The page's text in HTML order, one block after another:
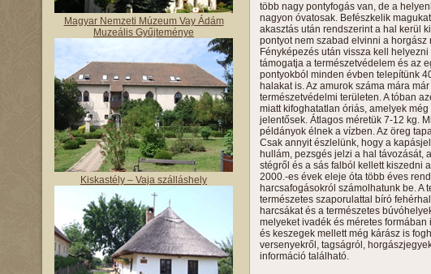
Magyar Nemzeti Múzeum Vay Ádám
Muzeális Gyűjteménye
Kiskastély – Vaja szálláshely
több nagy pontyfogás van, de a
nagyon óvatosak. Befészkelik
akasztás után rendszerint a hal kerül
pontyot nem szabad elvinni a
Fényképezés után vissza kell
támogatja a természetvédelem és az
pontyokból minden évben telepítünk
halakat is. Az amurok száma mára
természetvédelmi területen. A tóban
miatt kifoghatatlan óriás, amelyek
jelentősek. Átlagos méretük 7-12 kg.
példányok élnek a vízben. Az öreg
Csak annyit észlelünk, hogy a
hullám, pezsgés jelzi a hal távozását,
stégről és a sás falból kellett kiszedni
2000.-es évek eleje óta több éves
harcsafogásokról számolhatunk be. A
természetes szaporulattal bíró
harcsákat és a természetes
melyeket ivadék és méretes
és keszegek mellett még kárász is
versenyekről, tagságról,
információ található.